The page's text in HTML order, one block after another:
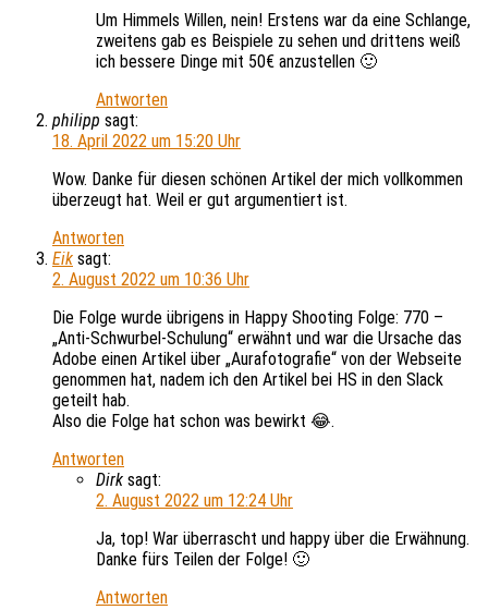
Um Himmels Willen, nein! Erstens war da eine Schlange,
zweitens gab es Beispiele zu sehen und drittens weiß
ich bessere Dinge mit 50€ anzustellen 🙂
Antworten
philipp sagt:
18. April 2022 um 15:20 Uhr
Wow. Danke für diesen schönen Artikel der mich vollkommen
überzeugt hat. Weil er gut argumentiert ist.
Antworten
Eik sagt:
2. August 2022 um 10:36 Uhr
Die Folge wurde übrigens in Happy Shooting Folge: 770 –
„Anti-Schwurbel-Schulung“ erwähnt und war die Ursache das
Adobe einen Artikel über „Aurafotografie“ von der Webseite
genommen hat, nadem ich den Artikel bei HS in den Slack
geteilt hab.
Also die Folge hat schon was bewirkt 😂.
Antworten
Dirk sagt:
2. August 2022 um 12:24 Uhr
Ja, top! War überrascht und happy über die Erwähnung.
Danke fürs Teilen der Folge! 🙂
Antworten